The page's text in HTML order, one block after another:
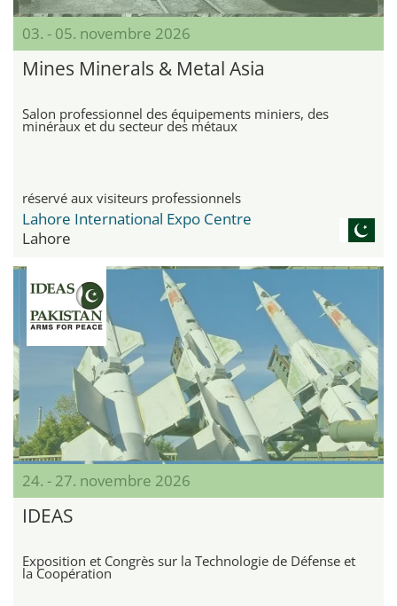
03. - 05. novembre 2026
Mines Minerals & Metal Asia
Salon professionnel des équipements miniers, des
minéraux et du secteur des métaux
réservé aux visiteurs professionnels
Lahore International Expo Centre
Lahore
24. - 27. novembre 2026
IDEAS
Exposition et Congrès sur la Technologie de Défense et
la Coopération